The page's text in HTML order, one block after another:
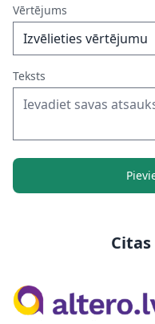
Vērtējums
Teksts